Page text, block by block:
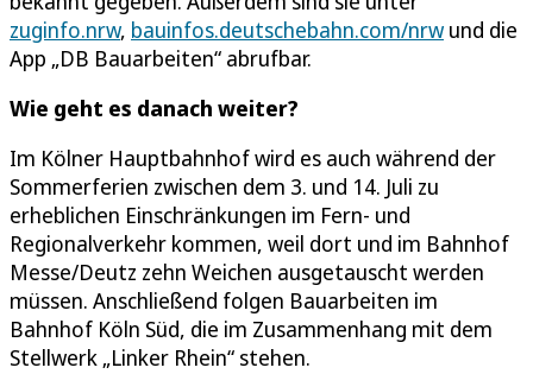
zuginfo.nrw, bauinfos.deutschebahn.com/nrw und die
App „DB Bauarbeiten“ abrufbar.
Wie geht es danach weiter?
Im Kölner Hauptbahnhof wird es auch während der
Sommerferien zwischen dem 3. und 14. Juli zu
erheblichen Einschränkungen im Fern- und
Regionalverkehr kommen, weil dort und im Bahnhof
Messe/Deutz zehn Weichen ausgetauscht werden
müssen. Anschließend folgen Bauarbeiten im
Bahnhof Köln Süd, die im Zusammenhang mit dem
Stellwerk „Linker Rhein“ stehen.